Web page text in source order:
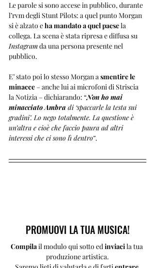
Le parole si sono accese in pubblico, durante
l’rvm degli Stunt Pilots: a quel punto Morgan
si è alzato e ha mandato a quel paese la
collega. La scena è stata ripresa e diffusa su
Instagram da una persona presente nel
pubblico.
E’ stato poi lo stesso Morgan a smentire le
minacce – anche lui ai microfoni di Striscia
la Notizia – dichiarando: “Non ho mai
minacciato Ambra di ‘spaccarle la testa sui
gradini’. Lo nego totalmente. La questione è
un’altra e cioè che faccio paura ad altri
interessi che ci sono lì dentro”.
PROMUOVI LA TUA MUSICA!
Compila il modulo qui sotto ed inviaci la tua
produzione artistica.